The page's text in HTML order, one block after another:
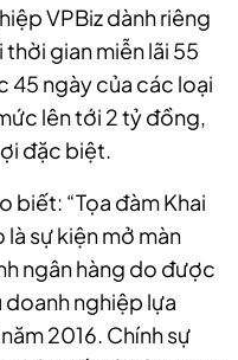
VPBiz dành riêng
gian miễn lãi 55
45 ngày của các loại
lên tới 2 tỷ đồng,
đặc biệt.
biết: “Tọa đàm Khai
sự kiện mở màn
ngân hàng do được
doanh nghiệp lựa
2016. Chính sự